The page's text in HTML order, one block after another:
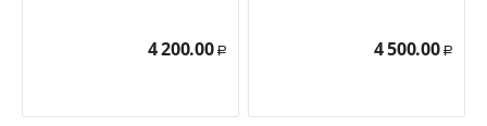
4 200.00 Р 4 500.00 Р